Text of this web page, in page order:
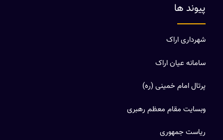
پیوند ها
شهرداری اراک
سامانه عیان اراک
پرتال امام خمینی (ره)
وبسایت مقام معظم رهبری
ریاست جمهوری